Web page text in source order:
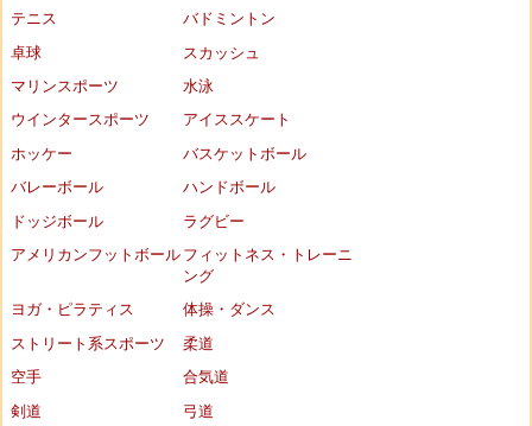
テニス
バドミントン
卓球
スカッシュ
マリンスポーツ
水泳
ウインタースポーツ
アイススケート
ホッケー
バスケットボール
バレーボール
ハンドボール
ドッジボール
ラグビー
アメリカンフットボール フィットネス・トレーニ
ング
ヨガ・ピラティス
体操・ダンス
ストリート系スポーツ
柔道
空手
合気道
剣道
弓道